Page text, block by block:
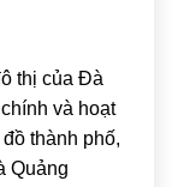
thị của Đà
và hoạt
thành phố,
Quảng